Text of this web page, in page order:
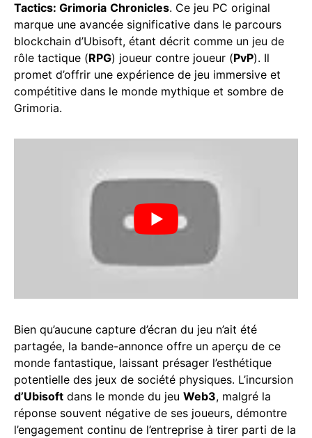
Tactics: Grimoria Chronicles. Ce jeu PC original
marque une avancée significative dans le parcours
blockchain d’Ubisoft, étant décrit comme un jeu de
rôle tactique (RPG) joueur contre joueur (PvP). Il
promet d’offrir une expérience de jeu immersive et
compétitive dans le monde mythique et sombre de
Grimoria.
Bien qu’aucune capture d’écran du jeu n’ait été
partagée, la bande-annonce offre un aperçu de ce
monde fantastique, laissant présager l’esthétique
potentielle des jeux de société physiques. L’incursion
d’Ubisoft dans le monde du jeu Web3, malgré la
réponse souvent négative de ses joueurs, démontre
l’engagement continu de l’entreprise à tirer parti de la